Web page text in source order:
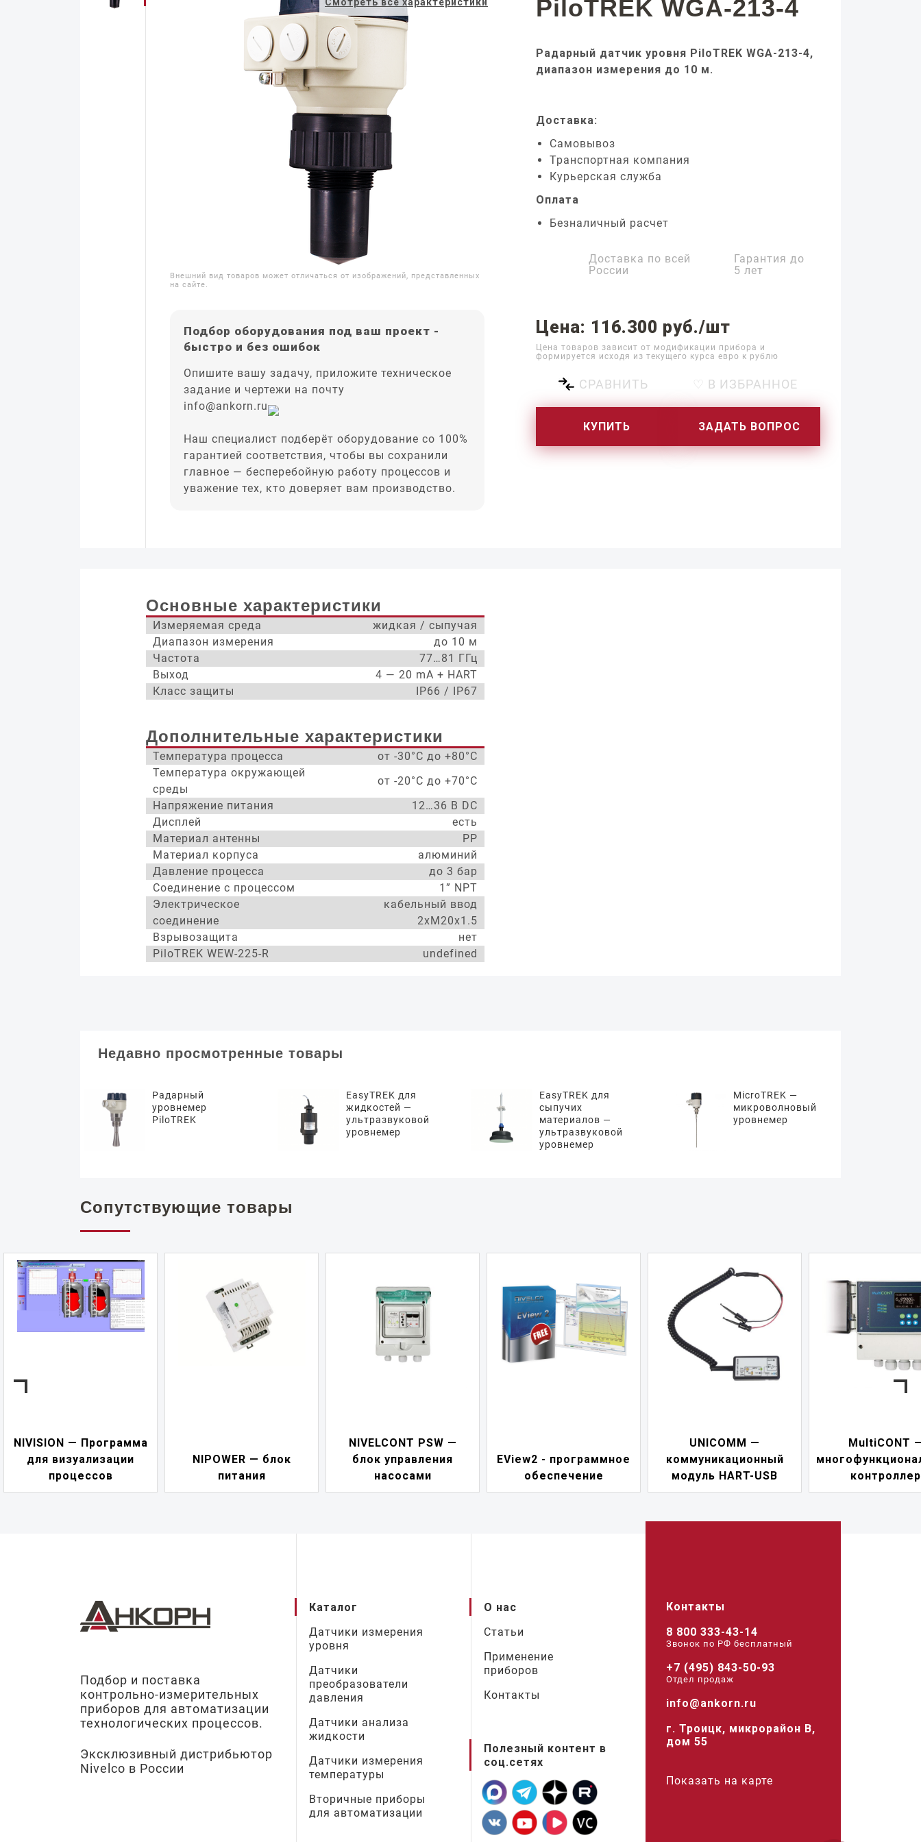
Внешний вид товаров может отличаться от изображений, представленных
на сайте.
Подбор оборудования под ваш проект -
быстро и без ошибок
Опишите вашу задачу, приложите техническое
задание и чертежи на почту
info@ankorn.ru
Наш специалист подберёт оборудование со 100%
гарантией соответствия, чтобы вы сохранили
главное — бесперебойную работу процессов и
уважение тех, кто доверяет вам производство.
PiloTREK WGA-213-4
Радарный датчик уровня PiloTREK WGA-213-4,
диапазон измерения до 10 м.
Доставка:
Самовывоз
Транспортная компания
Курьерская служба
Оплата
Безналичный расчет
Доставка по всей
России
Гарантия до
5 лет
Цена: 116.300 руб./шт
Цена товаров зависит от модификации прибора и
формируется исходя из текущего курса евро к рублю
СРАВНИТЬ ♡ В ИЗБРАННОЕ
КУПИТЬ ЗАДАТЬ ВОПРОС
Основные характеристики
Измеряемая среда
жидкая / сыпучая
Диапазон измерения
до 10 м
Частота
77…81 ГГц
Выход
4 — 20 mA + HART
Класс защиты
IP66 / IP67
Дополнительные характеристики
Температура процесса
от -30°С до +80°С
Температура окружающей
среды
от -20°С до +70°С
Напряжение питания
12…36 В DC
Дисплей
есть
Материал антенны
PP
Материал корпуса
алюминий
Давление процесса
до 3 бар
Соединение с процессом
1” NPT
Электрическое
соединение
кабельный ввод
2xM20x1.5
Взрывозащита
нет
PiloTREK WEW-225-R
undefined
Недавно просмотренные товары
Радарный
уровнемер
PiloTREK
EasyTREK для
жидкостей —
ультразвуковой
уровнемер
EasyTREK для
сыпучих
материалов —
ультразвуковой
уровнемер
MicroTREK —
микроволновый
уровнемер
Сопутствующие товары
NIVISION — Программа
для визуализации
процессов
NIPOWER — блок
питания
NIVELCONT PSW —
блок управления
насосами
EView2 - программное
обеспечение
UNICOMM —
коммуникационный
модуль HART-USB
MultiCONT
контроллер
Подбор и поставка
контрольно-измерительных
приборов для автоматизации
технологических процессов.
Эксклюзивный дистрибьютор
Nivelco в России
Каталог
Датчики измерения
уровня
Датчики
преобразователи
давления
Датчики анализа
жидкости
Датчики измерения
температуры
Вторичные приборы
для автоматизации
О нас
Статьи
Применение
приборов
Контакты
Полезный контент в
соц.сетях
Контакты
8 800 333-43-14
Звонок по РФ беcплатный
+7 (495) 843-50-93
Отдел продаж
info@ankorn.ru
г. Троицк, микрорайон В,
дом 55
Показать на карте